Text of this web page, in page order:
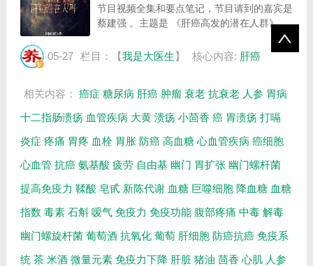
节目视频全集和要点笔记，节目请到的嘉宾是
蔡建强 。主题是 《肝癌高发的潜在人群》 。
主要介绍什么样的人是肝癌危险人群，如何预
防肝癌的发生，人参花四杯鸡的制作方法等相
05-27 栏目：【我是大医生】 核心内容: 肝癌
相关内容： 癌症 糖尿病 肝癌 肿瘤 衰老 抗衰老 人参 胃病
十二指肠溃疡 血管疾病 大黄 溃疡 小茴香 癌 胃溃疡 打嗝
炎症 疼痛 胃疼 血栓 胃胀 防癌 高血糖 心血管疾病 癌细胞
心血管 抗癌 氨基酸 疲劳 自由基 幽门 胃扩张 幽门螺杆菌
提高免疫力 鞣酸 皂甙 新陈代谢 血糖 巨噬细胞 降血糖 血糖
指数 毒素 石斛 嗳气 免疫力 免疫功能 腹部疼痛 中毒 解毒
幽门螺旋杆菌 葡萄酒 抗氧化 葡萄 肝细胞 防癌抗癌 免疫系
统 茶 米酒 微量元素 免疫力下降 肝脏 猪油 茴香 心肌 人参